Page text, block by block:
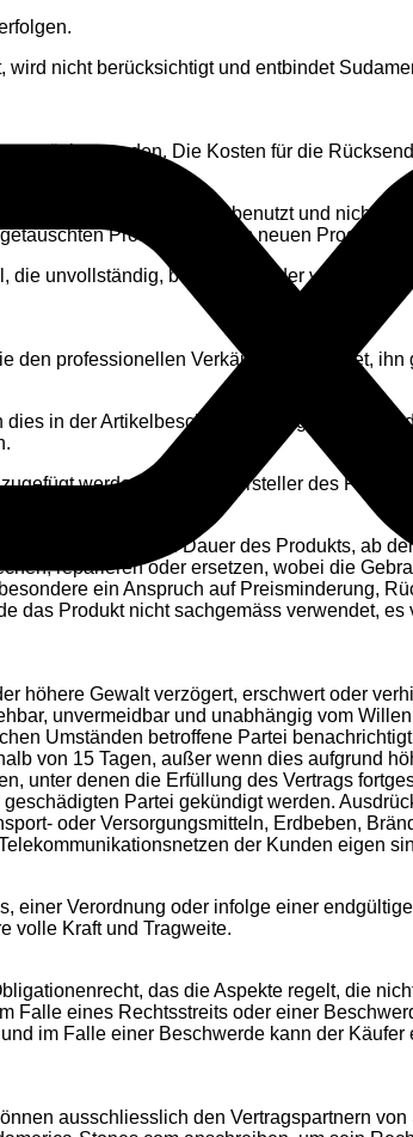
nicht berücksichtigt und entbindet
zurückzusenden. Die Kosten für die
Zustand, unbenutzt und nicht aus
Produkt und dem neuen Produkt ist
die unvollständig, beschädigt oder vom
den professionellen Verkäufer verpflichtet, ihn
in der Artikelbeschreibung angegeben ist,
werden, nur den Hersteller des
der anwendbaren Dauer des Produkts, ab
reparieren oder ersetzen, wobei die
ein Anspruch auf Preisminderung,
das Produkt nicht sachgemäss verwendet, es
höhere Gewalt verzögert, erschwert oder
unvermeidbar und unabhängig vom
Umständen betroffene Partei
von 15 Tagen, außer wenn dies aufgrund
unter denen die Erfüllung des Vertrags
Partei gekündigt werden.
oder Versorgungsmitteln, Erdbeben,
der Kunden eigen
einer Verordnung oder infolge einer
volle Kraft und Tragweite.
das die Aspekte regelt, die
Falle eines Rechtsstreits oder einer
im Falle einer Beschwerde kann der Käufer
ausschliesslich den Vertragspartnern